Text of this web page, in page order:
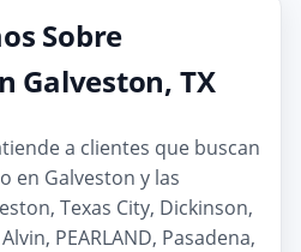
Sobre
Galveston, TX
a clientes que buscan
en Galveston y las
Texas City, Dickinson,
PEARLAND, Pasadena,